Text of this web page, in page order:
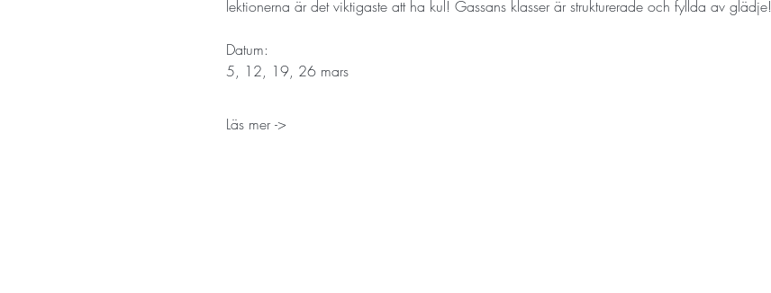
lektionerna är det viktigaste att ha kul! Gassans klasser är strukturerade och fyllda av glädje!
Datum:
5, 12, 19, 26 mars
Läs mer ->